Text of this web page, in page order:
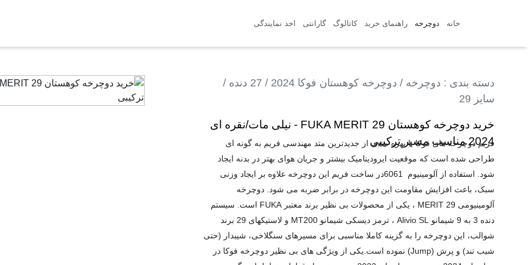
خانه دوچرخه راهنمای خرید کاتالوگ گارانتی اخذ نمایندگی
دسته بندی : دوچرخه / دوچرخه کوهستان فوکا 2024 / 27 دنده
/
سایز 29
خرید دوچرخه کوهستان FUKA MERIT 29 - نیلی مات/نقره ای
2024 مناسب مسیر ترکیبی
فریم دوچرخه های فوکا با بهره مندی از جدیدترین متد مهندسی فریم به گونه ای
طراحی شده است که موقعیت ایرودینامیک بیشتر و جریان هوای بهتر در بدنه ایجاد
شود. استفاده از آلومینیوم 6061در ساخت فریم این دوچرخه علاوه بر ایجاد وزنی
سبک، باعث افزایش مقاومت این دوچرخه در برابر ضربه می شود. دوچرخه
آلومینیومی MERIT 29 ، یکی از محصولات بی نظیر برند معتبر FUKA است. سیستم
دنده 3 به 9 شیمانو Alivio SL ، ترمز دیسکی شیمانو MT200 و لاستیک­های 29 برند
شوالب، این دوچرخه را به گزینه کاملا مناسبی برای مسیرهای سنگلاخی، شیب­دار (حتی
شیب تند) و پرش (Jump) نموده است.یکی از ویژگی های بی نظیر دوچرخه فوکا در